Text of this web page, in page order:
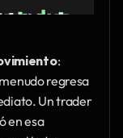
:
regresa
Un trader
en esa